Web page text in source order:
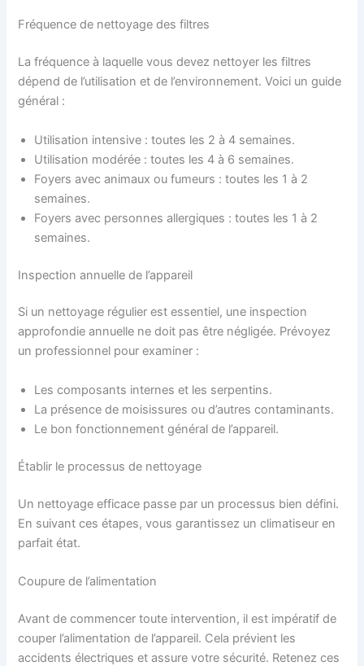
Fréquence de nettoyage des filtres
La fréquence à laquelle vous devez nettoyer les filtres
dépend de l’utilisation et de l’environnement. Voici un guide
général :
Utilisation intensive : toutes les 2 à 4 semaines.
Utilisation modérée : toutes les 4 à 6 semaines.
Foyers avec animaux ou fumeurs : toutes les 1 à 2
semaines.
Foyers avec personnes allergiques : toutes les 1 à 2
semaines.
Inspection annuelle de l’appareil
Si un nettoyage régulier est essentiel, une inspection
approfondie annuelle ne doit pas être négligée. Prévoyez
un professionnel pour examiner :
Les composants internes et les serpentins.
La présence de moisissures ou d’autres contaminants.
Le bon fonctionnement général de l’appareil.
Établir le processus de nettoyage
Un nettoyage efficace passe par un processus bien défini.
En suivant ces étapes, vous garantissez un climatiseur en
parfait état.
Coupure de l’alimentation
Avant de commencer toute intervention, il est impératif de
couper l’alimentation de l’appareil. Cela prévient les
accidents électriques et assure votre sécurité. Retenez ces